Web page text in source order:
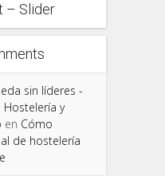
– Slider
sin líderes -
Hostelería y
en Cómo
de hostelería